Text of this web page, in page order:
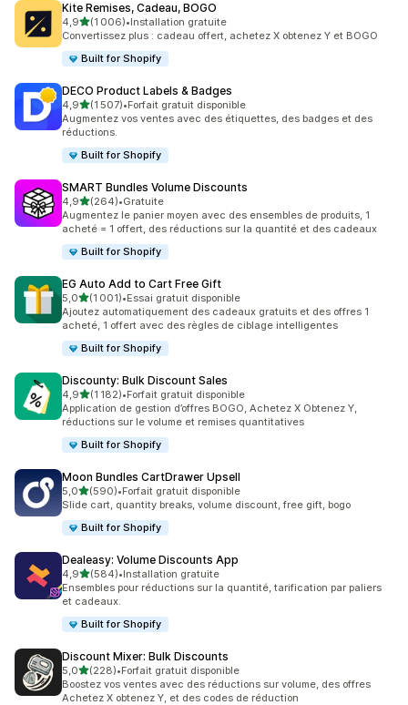
Kite Remises, Cadeau, BOGO
4,9étoile(s) sur 5
(1 006)
1006 avis au total
•Installation gratuite
Convertissez plus : cadeau offert, achetez X obtenez Y et BOGO
Built for Shopify
DECO Product Labels & Badges
4,9étoile(s) sur 5
(1 507)
1507 avis au total
•Forfait gratuit disponible
Augmentez vos ventes avec des étiquettes, des badges et des
réductions.
Built for Shopify
SMART Bundles Volume Discounts
4,9étoile(s) sur 5
(264)
264 avis au total
•Gratuite
Augmentez le panier moyen avec des ensembles de produits, 1
acheté = 1 offert, des réductions sur la quantité et des cadeaux
Built for Shopify
EG Auto Add to Cart Free Gift
5,0étoile(s) sur 5
(1 001)
1001 avis au total
•Essai gratuit disponible
Ajoutez automatiquement des cadeaux gratuits et des offres 1
acheté, 1 offert avec des règles de ciblage intelligentes
Built for Shopify
Discounty: Bulk Discount Sales
4,9étoile(s) sur 5
(1 182)
1182 avis au total
•Forfait gratuit disponible
Application de gestion d’offres BOGO, Achetez X Obtenez Y,
réductions sur le volume et remises quantitatives
Built for Shopify
Moon Bundles CartDrawer Upsell
5,0étoile(s) sur 5
(590)
590 avis au total
•Forfait gratuit disponible
Slide cart, quantity breaks, volume discount, free gift, bogo
Built for Shopify
Dealeasy: Volume Discounts App
4,9étoile(s) sur 5
(584)
584 avis au total
•Installation gratuite
Ensembles pour réductions sur la quantité, tarification par paliers
et cadeaux.
Built for Shopify
Discount Mixer: Bulk Discounts
5,0étoile(s) sur 5
(228)
228 avis au total
•Forfait gratuit disponible
Boostez vos ventes avec des réductions sur volume, des offres
Achetez X obtenez Y, et des codes de réduction